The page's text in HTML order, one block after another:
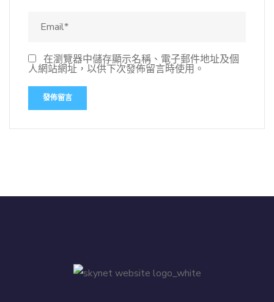
在瀏覽器中儲存顯示名稱、電子郵件地址及個
人網站網址，以供下次發佈留言時使用。